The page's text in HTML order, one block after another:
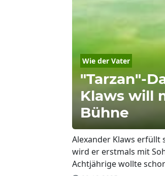
Wie der Vater
"Tarzan"-
Klaws will
Bühne
Alexander Klaws erfüllt
wird er erstmals mit
Achtjährige wollte